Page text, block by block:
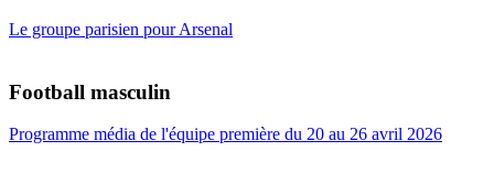
Le groupe parisien pour Arsenal
Football masculin
Programme média de l'équipe première du 20 au 26 avril 2026